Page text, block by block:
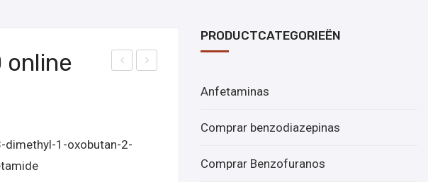
abf
online
dimethyl-1-oxobutan-2-
PRODUCTCATEGORIEËN
Anfetaminas
Comprar benzodiazepinas
Comprar Benzofuranos